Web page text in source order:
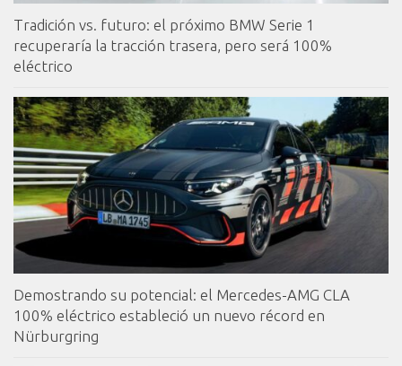
Tradición vs. futuro: el próximo BMW Serie 1
recuperaría la tracción trasera, pero será 100%
eléctrico
Demostrando su potencial: el Mercedes-AMG CLA
100% eléctrico estableció un nuevo récord en
Nürburgring